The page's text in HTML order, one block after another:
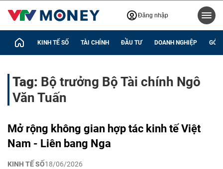
Đăng nhập
KINH TẾ SỐ TÀI CHÍNH ĐẦU TƯ DOANH NGHIỆP GÓC
Tag: Bộ trưởng Bộ Tài chính Ngô
Văn Tuấn
Mở rộng không gian hợp tác kinh tế Việt
Nam - Liên bang Nga
KINH TẾ SỐ18/06/2026